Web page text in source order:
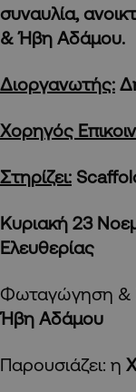
συναυλία,
& Ήβη Αδάμου.
Διοργανωτής:
Χορηγός
Στηρίζει:
Κυριακή 23
Ελευθερίας
Φωταγώγηση &
Ήβη Αδάμου
Παρουσιάζει: η